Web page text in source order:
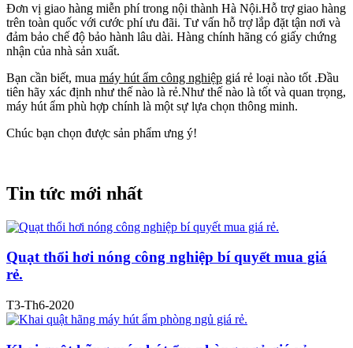
Đơn vị giao hàng miễn phí trong nội thành Hà Nội.Hỗ trợ giao hàng
trên toàn quốc với cước phí ưu đãi. Tư vấn hỗ trợ lắp đặt tận nơi và
đảm bảo chế độ bảo hành lâu dài. Hàng chính hãng có giấy chứng
nhận của nhà sản xuất.
Bạn cần biết, mua máy hút ẩm công nghiệp giá rẻ loại nào tốt .Đầu
tiên hãy xác định như thế nào là rẻ.Như thế nào là tốt và quan trọng,
máy hút ẩm phù hợp chính là một sự lựa chọn thông minh.
Chúc bạn chọn được sản phẩm ưng ý!
Tin tức mới nhất
Quạt thổi hơi nóng công nghiệp bí quyết mua giá
rẻ.
T3-Th6-2020